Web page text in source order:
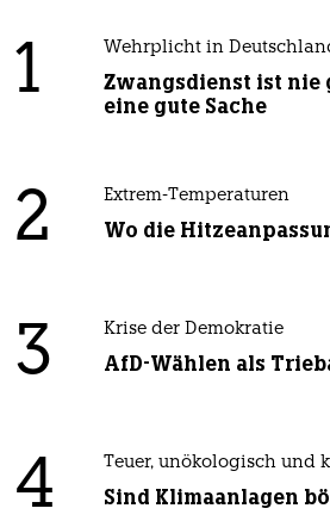
1 Wehrplicht in
Zwangsdienst ist nie
eine gute Sache
2 Extrem-Temperaturen
Wo die
3 Krise der Demokratie
AfD-Wählen als
4 Teuer, unökologisch und
Sind Klimaanlagen